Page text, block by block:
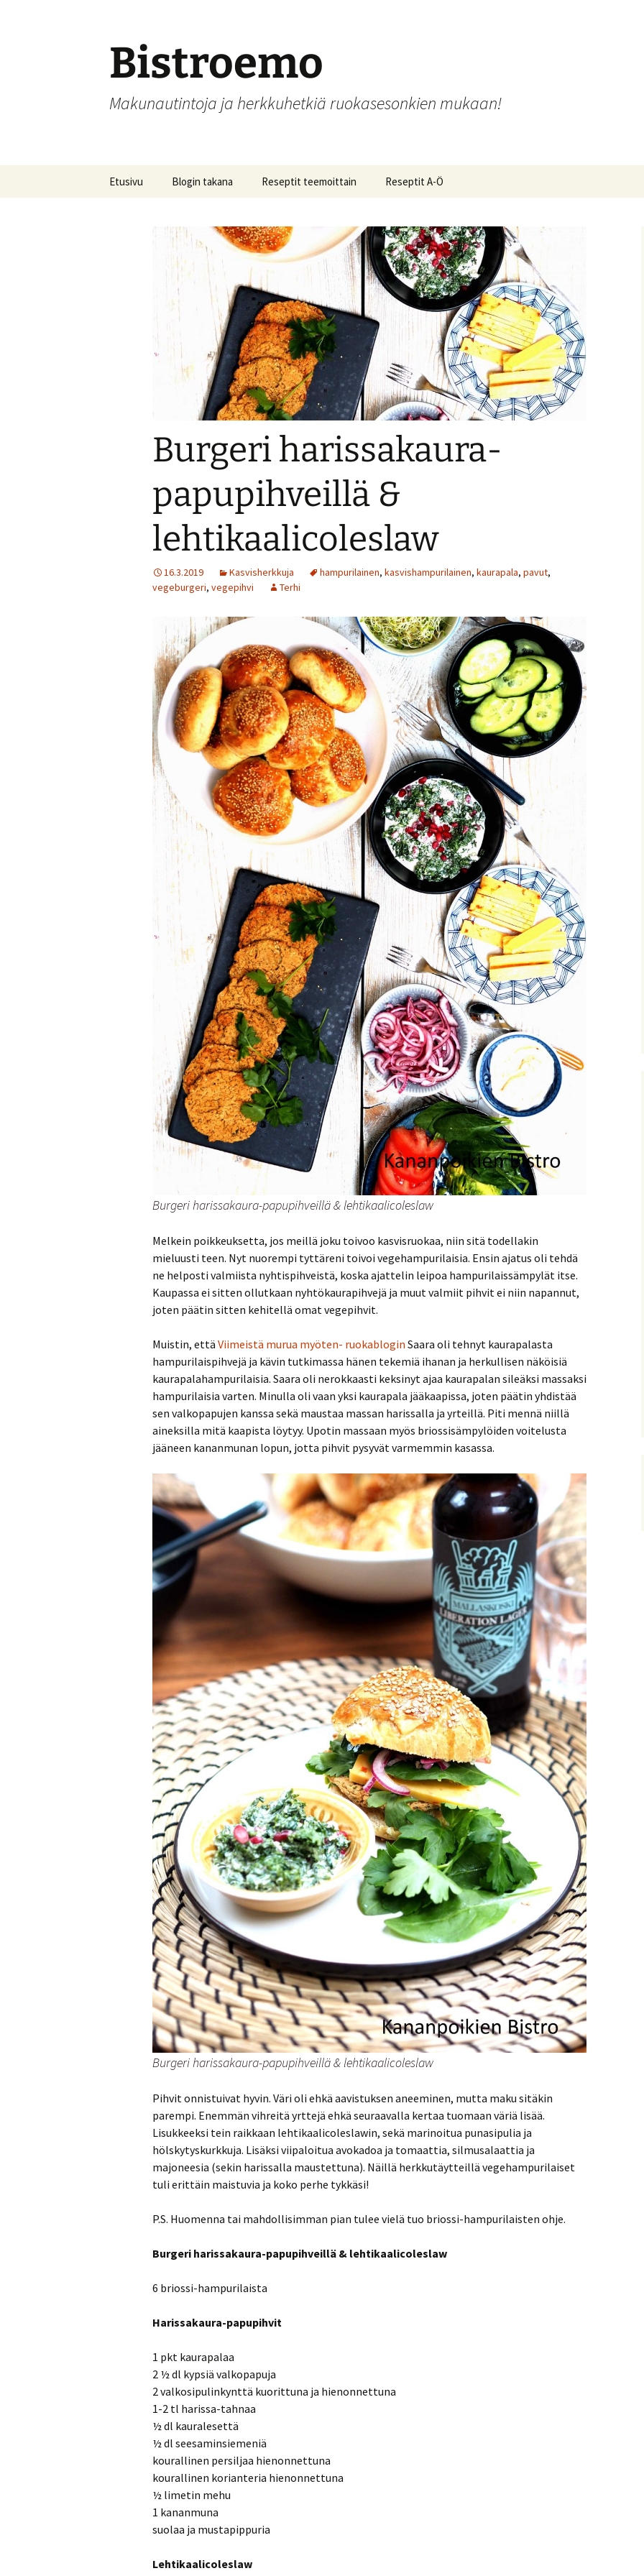
Bistroemo
Makunautintoja ja herkkuhetkiä ruokasesonkien mukaan!
Etusivu Blogin takana Reseptit teemoittain
Alkupalat
Hedelmät, hillot ja
säilöntä
Joulu
Jälkiruokia
Juomia
Kalaruokia
Kasvisherkkuja
Keitot
Lintu
Lisukkeet
Munakkaat
Pastat
Pizzat
Risotot
Salaatit
Sienet
Suolaiset leivonnaiset
Reseptit A-Ö
Burgeri harissakaura-
papupihveillä &
lehtikaalicoleslaw
16.3.2019 Kasvisherkkuja hampurilainen, kasvishampurilainen, kaurapala, pavut,
vegeburgeri, vegepihvi Terhi
Burgeri harissakaura-papupihveillä & lehtikaalicoleslaw
Melkein poikkeuksetta, jos meillä joku toivoo kasvisruokaa, niin sitä todellakin
mieluusti teen. Nyt nuorempi tyttäreni toivoi vegehampurilaisia. Ensin ajatus oli tehdä
ne helposti valmiista nyhtispihveistä, koska ajattelin leipoa hampurilaissämpylät itse.
Kaupassa ei sitten ollutkaan nyhtökaurapihvejä ja muut valmiit pihvit ei niin napannut,
joten päätin sitten kehitellä omat vegepihvit.
Muistin, että Viimeistä murua myöten- ruokablogin Saara oli tehnyt kaurapalasta
hampurilaispihvejä ja kävin tutkimassa hänen tekemiä ihanan ja herkullisen näköisiä
kaurapalahampurilaisia. Saara oli nerokkaasti keksinyt ajaa kaurapalan sileäksi massaksi
hampurilaisia varten. Minulla oli vaan yksi kaurapala jääkaapissa, joten päätin yhdistää
sen valkopapujen kanssa sekä maustaa massan harissalla ja yrteillä. Piti mennä niillä
aineksilla mitä kaapista löytyy. Upotin massaan myös briossisämpylöiden voitelusta
jääneen kananmunan lopun, jotta pihvit pysyvät varmemmin kasassa.
Burgeri harissakaura-papupihveillä & lehtikaalicoleslaw
Pihvit onnistuivat hyvin. Väri oli ehkä aavistuksen aneeminen, mutta maku sitäkin
parempi. Enemmän vihreitä yrttejä ehkä seuraavalla kertaa tuomaan väriä lisää.
Lisukkeeksi tein raikkaan lehtikaalicoleslawin, sekä marinoitua punasipulia ja
hölskytyskurkkuja. Lisäksi viipaloitua avokadoa ja tomaattia, silmusalaattia ja
majoneesia (sekin harissalla maustettuna). Näillä herkkutäytteillä vegehampurilaiset
tuli erittäin maistuvia ja koko perhe tykkäsi!
P.S. Huomenna tai mahdollisimman pian tulee vielä tuo briossi-hampurilaisten ohje.
Burgeri harissakaura-papupihveillä & lehtikaalicoleslaw
6 briossi-hampurilaista
Harissakaura-papupihvit
1 pkt kaurapalaa
2 ½ dl kypsiä valkopapuja
2 valkosipulinkynttä kuorittuna ja hienonnettuna
1-2 tl harissa-tahnaa
½ dl kauralesettä
½ dl seesaminsiemeniä
kourallinen persiljaa hienonnettuna
kourallinen korianteria hienonnettuna
½ limetin mehu
1 kananmuna
suolaa ja mustapippuria
Lehtikaalicoleslaw